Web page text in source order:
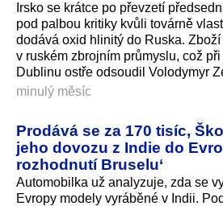
Irsko se krátce po převzetí
pod palbou kritiky kvůli továrně
dodává oxid hlinitý do Ruska.
v ruském zbrojním průmyslu, což
Dublinu ostře odsoudil Volodymyr
minulý měsíc
Prodává se za 170 tisíc,
jeho dovozu z Indie do
rozhodnutí Bruselu‘
Automobilka už analyzuje, zda se
Evropy modely vyráběné v Indii.